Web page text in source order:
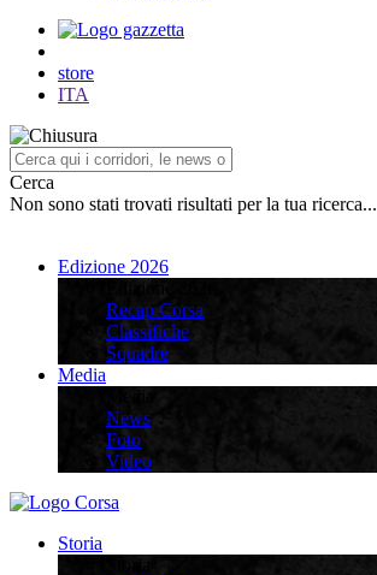
store
ITA
Cerca
Non sono stati trovati risultati per la tua ricerca...
Edizione 2026
Recap Corsa
Classifiche
Squadre
Media
News
Foto
Video
Storia